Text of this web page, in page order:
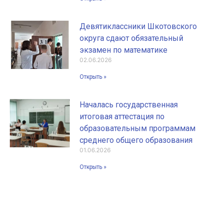
Девятиклассники Шкотовского
округа сдают обязательный
экзамен по математике
02.06.2026
Открыть »
Началась государственная
итоговая аттестация по
образовательным программам
среднего общего образования
01.06.2026
Открыть »